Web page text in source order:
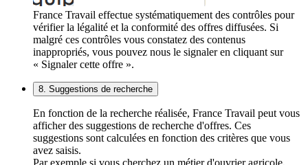
France Travail effectue systématiquement des contrôles pour
vérifier la légalité et la conformité des offres diffusées. Si
malgré ces contrôles vous constatez des contenus
inappropriés, vous pouvez nous le signaler en cliquant sur
« Signaler cette offre ».
8. Suggestions de recherche
En fonction de la recherche réalisée, France Travail peut vous
afficher des suggestions de recherche d'offres. Ces
suggestions sont calculées en fonction des critères que vous
avez saisis.
Par exemple si vous cherchez un métier d'ouvrier agricole,